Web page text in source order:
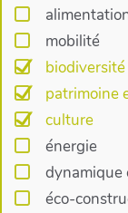
mobilité
patrimoine
culture
énergie
dynamique
éco-